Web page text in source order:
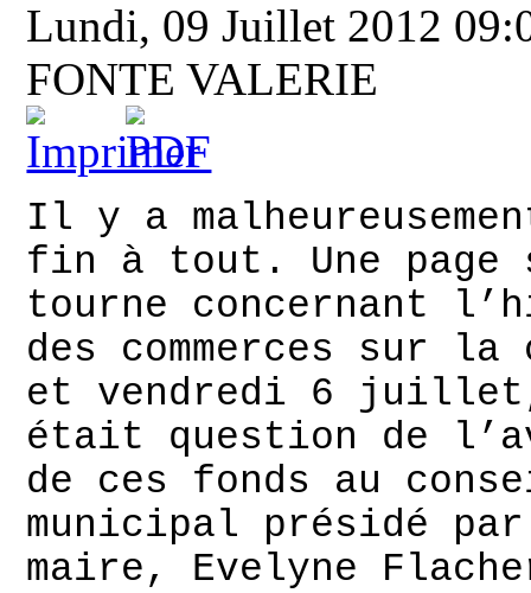
Lundi, 09 Juillet 2012
FONTE VALERIE
Il y a
fin à tout. Une page
tourne concernant
des commerces sur la
et vendredi 6
était question de
de ces fonds au
municipal présidé par
maire, Evelyne